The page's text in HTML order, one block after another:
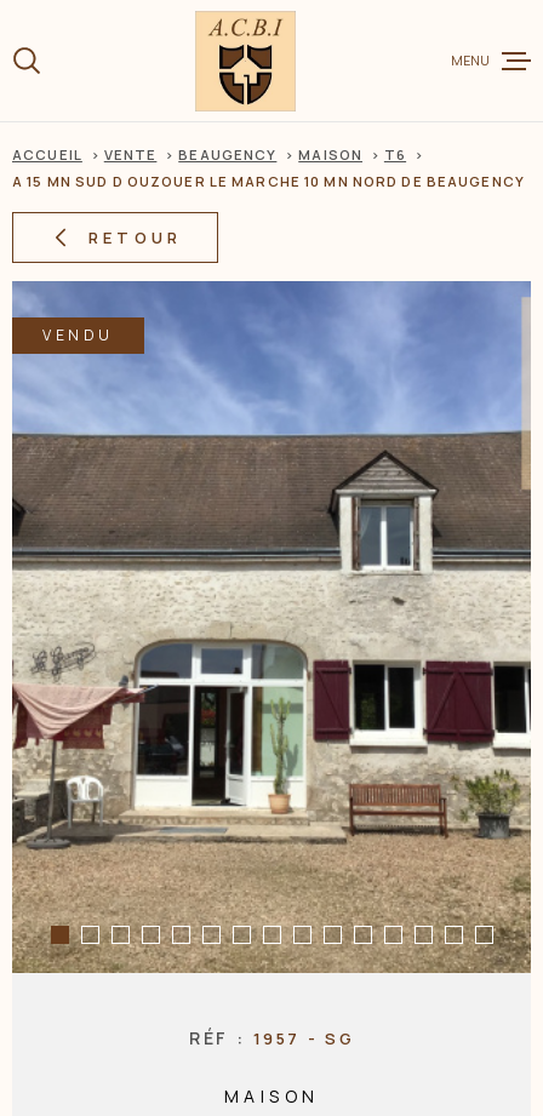
lamenu
contenu
VENTE
ESTIMER
BIEN
BIENS
NOS
CONTACT
MENU
ACCUEIL VENTE BEAUGENCY MAISON
T6
A 15 MN SUD D OUZOUER LE MARCHE 10 MN NORD DE BEAUGENCY
RETOUR
VENDU
RÉF : 1957 - SG
MAISON